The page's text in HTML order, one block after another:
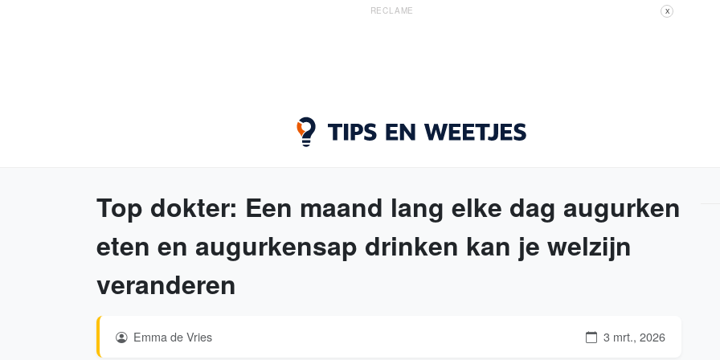
RECLAME X
Top dokter: Een maand lang elke dag augurken
eten en augurkensap drinken kan je welzijn
veranderen
Emma de Vries 3 mrt., 2026